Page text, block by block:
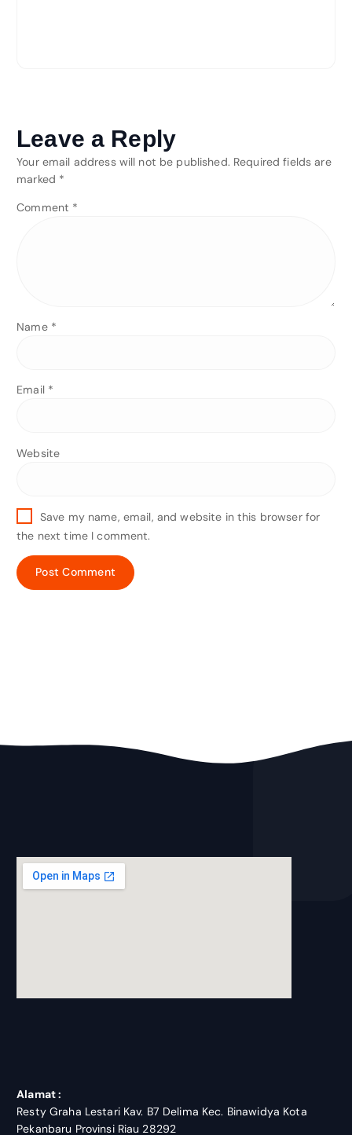
Leave a Reply
Your email address will not be published. Required fields are
marked *
Comment *
Name *
Email *
Website
Save my name, email, and website in this browser for
the next time I comment.
Alamat :
Resty Graha Lestari Kav. B7 Delima Kec. Binawidya Kota
Pekanbaru Provinsi Riau 28292